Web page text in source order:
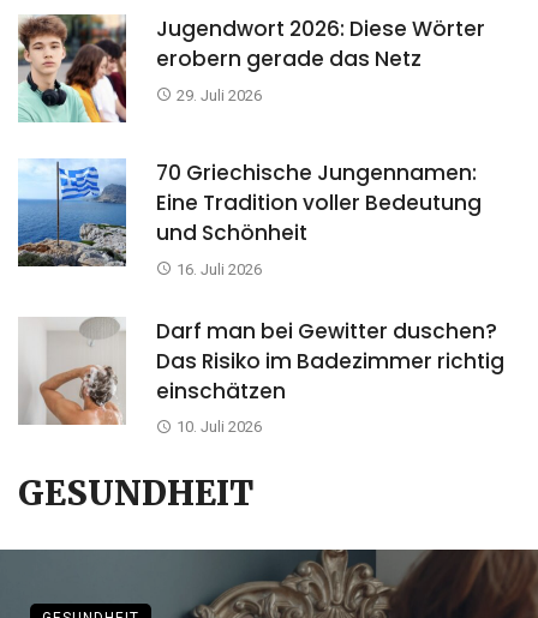
Jugendwort 2026: Diese Wörter
erobern gerade das Netz
29. Juli 2026
70 Griechische Jungennamen:
Eine Tradition voller Bedeutung
und Schönheit
16. Juli 2026
Darf man bei Gewitter duschen?
Das Risiko im Badezimmer richtig
einschätzen
10. Juli 2026
GESUNDHEIT